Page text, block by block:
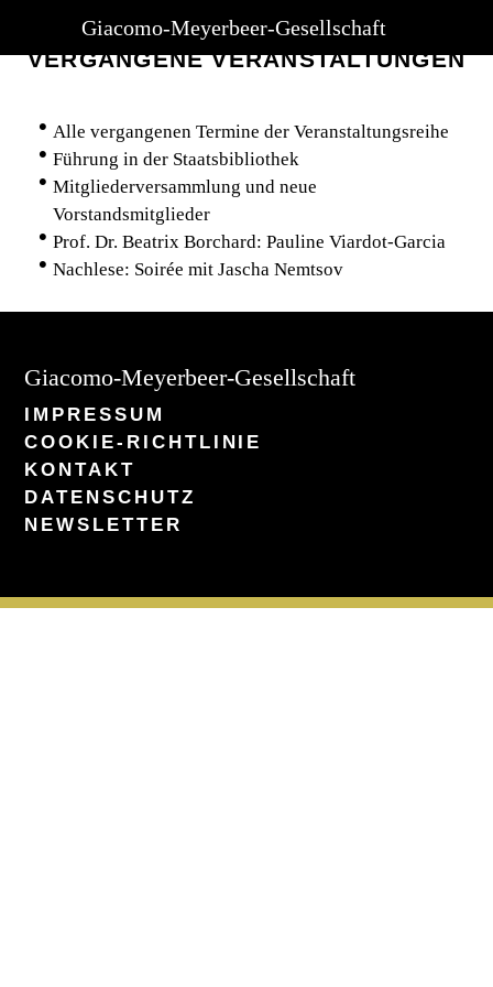
Giacomo-Meyerbeer-Gesellschaft
VERGANGENE VERANSTALTUNGEN
Alle vergangenen Termine der Veranstaltungsreihe
Führung in der Staatsbibliothek
Mitgliederversammlung und neue
Vorstandsmitglieder
Prof. Dr. Beatrix Borchard: Pauline Viardot-Garcia
Nachlese: Soirée mit Jascha Nemtsov
Giacomo-Meyerbeer-Gesellschaft
IMPRESSUM
COOKIE-RICHTLINIE
KONTAKT
DATENSCHUTZ
NEWSLETTER